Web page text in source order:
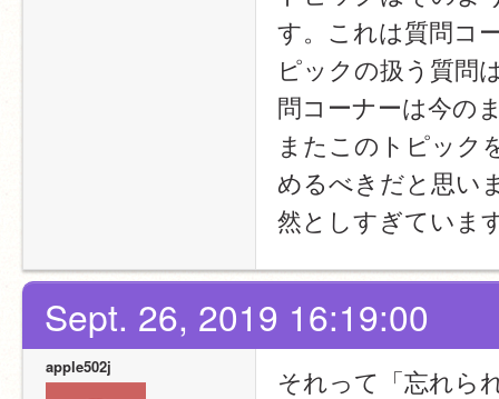
す。これは質問コ
ピックの扱う質問
問コーナーは今の
またこのトピック
めるべきだと思い
然としすぎていま
Sept. 26, 2019 16:19:00
apple502j
それって「忘れら